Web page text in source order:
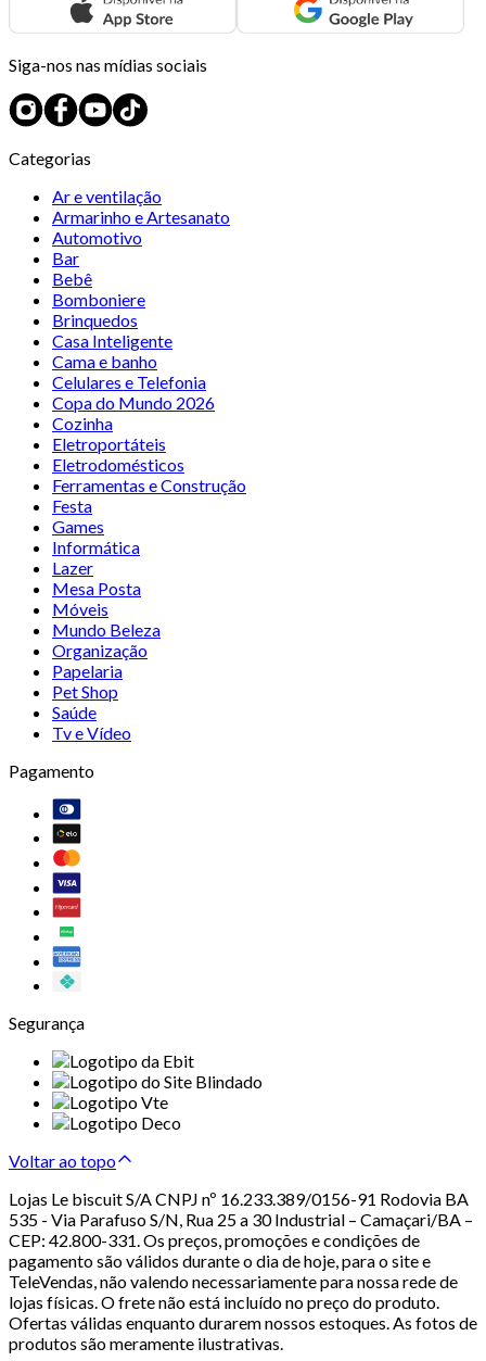
Siga-nos nas mídias sociais
Categorias
Ar e ventilação
Armarinho e Artesanato
Automotivo
Bar
Bebê
Bomboniere
Brinquedos
Casa Inteligente
Cama e banho
Celulares e Telefonia
Copa do Mundo 2026
Cozinha
Eletroportáteis
Eletrodomésticos
Ferramentas e Construção
Festa
Games
Informática
Lazer
Mesa Posta
Móveis
Mundo Beleza
Organização
Papelaria
Pet Shop
Saúde
Tv e Vídeo
Pagamento
Segurança
Voltar ao topo
Lojas Le biscuit S/A CNPJ nº 16.233.389/0156-91 Rodovia BA
535 - Via Parafuso S/N, Rua 25 a 30 Industrial – Camaçari/BA –
CEP: 42.800-331. Os preços, promoções e condições de
pagamento são válidos durante o dia de hoje, para o site e
TeleVendas, não valendo necessariamente para nossa rede de
lojas físicas. O frete não está incluído no preço do produto.
Ofertas válidas enquanto durarem nossos estoques. As fotos de
produtos são meramente ilustrativas.